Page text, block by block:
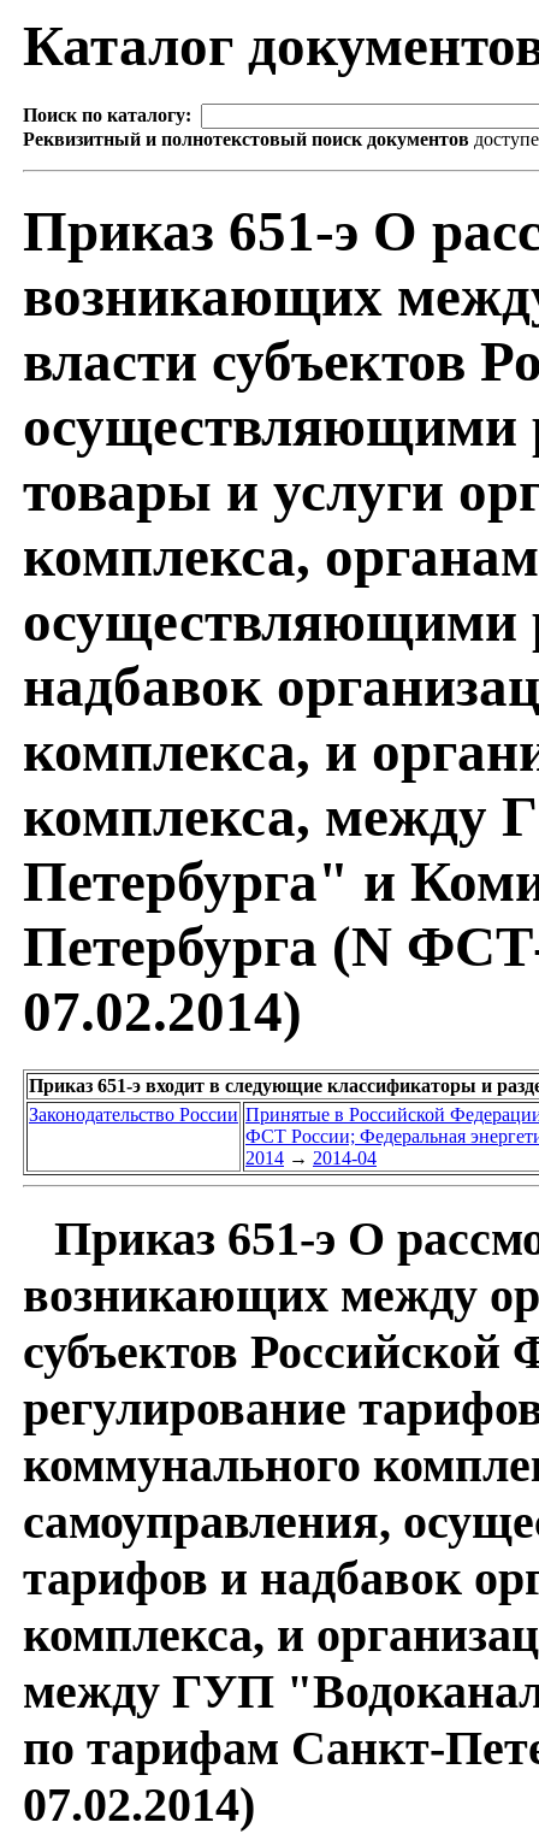
Каталог
Поиск по каталогу:
Реквизитный и полнотекстовый поиск документов
Приказ 651-э О
возникающих
власти субъектов
осуществляющими
товары и услуги
комплекса,
осуществляющими
надбавок
комплекса, и
комплекса, между
Петербурга" и
Петербурга (N
07.02.2014)
Приказ 651-э входит в следующие классификаторы и
Законодательство России Принятые в Российской
ФСТ России; Федеральная
2014 → 2014-04
Приказ 651-э О
возникающих между
субъектов
регулирование
коммунального
самоуправления,
тарифов и надбавок
комплекса, и
между ГУП
по тарифам Санкт-
07.02.2014)